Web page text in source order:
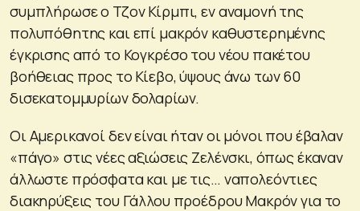
συμπλήρωσε ο Τζον Κίρμπι, εν αναμονή της
πολυπόθητης και επί μακρόν καθυστερημένης
έγκρισης από το Κογκρέσο του νέου πακέτου
βοήθειας προς το Κίεβο, ύψους άνω των 60
δισεκατομμυρίων δολαρίων.
Οι Αμερικανοί δεν είναι ήταν οι μόνοι που έβαλαν
«πάγο» στις νέες αξιώσεις Ζελένσκι, όπως έκαναν
άλλωστε πρόσφατα και με τις… ναπολεόντιες
διακηρύξεις του Γάλλου προέδρου Μακρόν για το